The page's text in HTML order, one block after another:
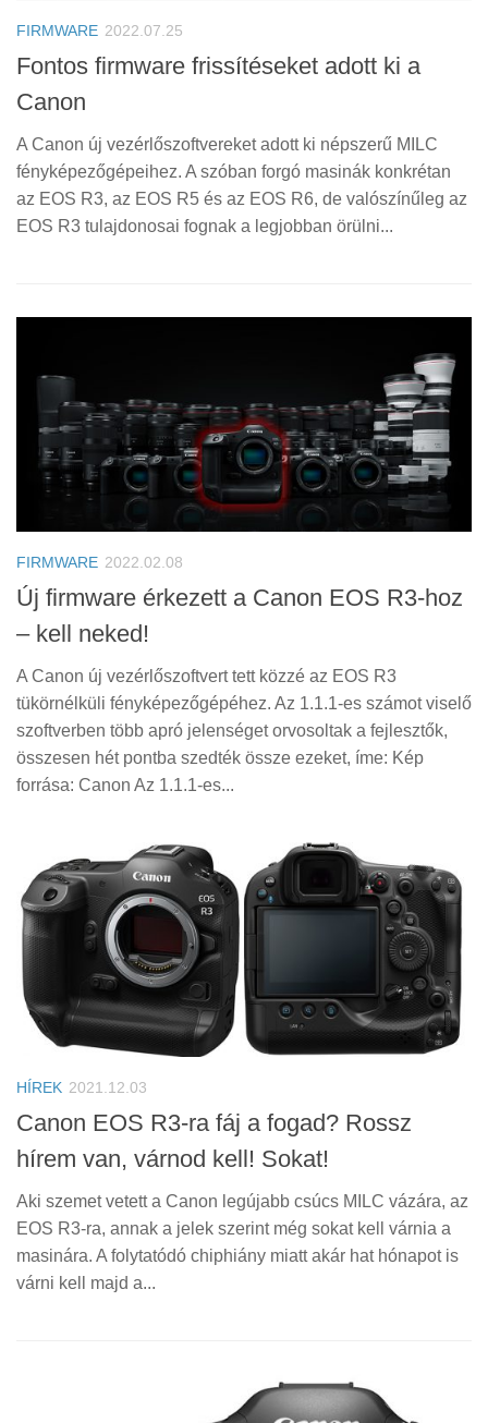
FIRMWARE 2022.07.25
Fontos firmware frissítéseket adott ki a
Canon
A Canon új vezérlőszoftvereket adott ki népszerű MILC
fényképezőgépeihez. A szóban forgó masinák konkrétan
az EOS R3, az EOS R5 és az EOS R6, de valószínűleg az
EOS R3 tulajdonosai fognak a legjobban örülni...
FIRMWARE 2022.02.08
Új firmware érkezett a Canon EOS R3-hoz
– kell neked!
A Canon új vezérlőszoftvert tett közzé az EOS R3
tükörnélküli fényképezőgépéhez. Az 1.1.1-es számot viselő
szoftverben több apró jelenséget orvosoltak a fejlesztők,
összesen hét pontba szedték össze ezeket, íme: Kép
forrása: Canon Az 1.1.1-es...
HÍREK 2021.12.03
Canon EOS R3-ra fáj a fogad? Rossz
hírem van, várnod kell! Sokat!
Aki szemet vetett a Canon legújabb csúcs MILC vázára, az
EOS R3-ra, annak a jelek szerint még sokat kell várnia a
masinára. A folytatódó chiphiány miatt akár hat hónapot is
várni kell majd a...